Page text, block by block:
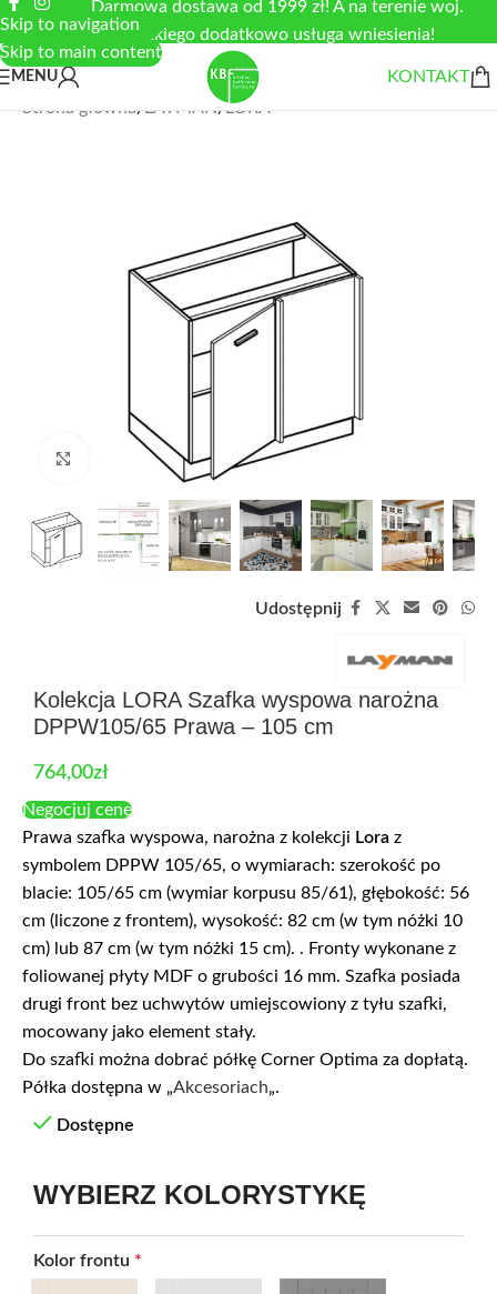
Skip to navigation
Skip to main content
Darmowa dostawa od 1999 zł! A na terenie woj.
łódzkiego dodatkowo usługa wniesienia!
MENU
KONTAKT
Strona główna/ LAYMAN/LORA
Zobacz duże zdjęcie
Udostępnij
Kolekcja LORA Szafka wyspowa narożna
DPPW105/65 Prawa – 105 cm
764,00zł
Negocjuj cenę
Prawa szafka wyspowa, narożna z kolekcji Lora z
symbolem DPPW 105/65, o wymiarach: szerokość po
blacie: 105/65 cm (wymiar korpusu 85/61), głębokość: 56
cm (liczone z frontem), wysokość: 82 cm (w tym nóżki 10
cm) lub 87 cm (w tym nóżki 15 cm). . Fronty wykonane z
foliowanej płyty MDF o grubości 16 mm. Szafka posiada
drugi front bez uchwytów umiejscowiony z tyłu szafki,
mocowany jako element stały.
Do szafki można dobrać półkę Corner Optima za dopłatą.
Półka dostępna w „Akcesoriach„.
Dostępne
WYBIERZ KOLORYSTYKĘ
Kolor frontu *